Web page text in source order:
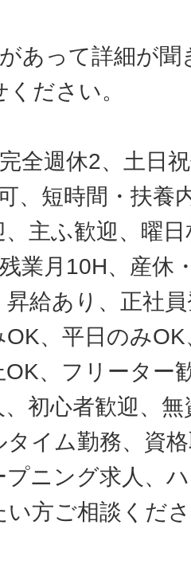
あって詳細が
ださい。
全週休2、土日
、短時間・扶養
主ふ歓迎、曜
業月10H、産休
給あり、正社
、平日のみ
OK、フリーター
初心者歓迎、
タイム勤務、資
プニング求人、
い方ご相談くだ